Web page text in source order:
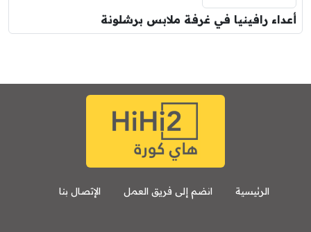
أعداء رافينيا في غرفة ملابس برشلونة
الرئيسية انضم إلى فريق العمل الإتصال بنا